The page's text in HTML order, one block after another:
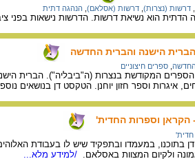
דרשות (נצרות) דרשות (אסלאם) הנהגה דתית
הוא נשיאת דרשות. הדרשות נישאות בפני
הישנה והברית החדשה
ספרים חיצוניים
המקודשת בנצרות (ה"ביבליה"). הברית
איגרות וספר חזון יוחנן. הטקסט דן בנושאים
וספרות החדית'
חדית'
בתוכנו, במעמדו ובתפקיד שיש לו בעבודת
ולקיום המצוות באסלאם.
/למידע מלא...